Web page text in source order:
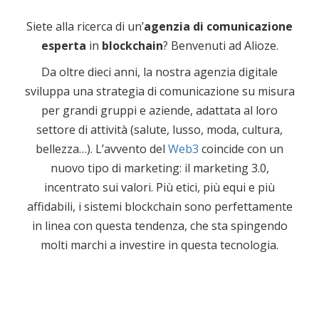
Siete alla ricerca di un’agenzia di comunicazione
esperta in blockchain? Benvenuti ad Alioze.
Da oltre dieci anni, la nostra agenzia digitale
sviluppa una strategia di comunicazione su misura
per grandi gruppi e aziende, adattata al loro
settore di attività (salute, lusso, moda, cultura,
bellezza…). L’avvento del Web3 coincide con un
nuovo tipo di marketing: il marketing 3.0,
incentrato sui valori. Più etici, più equi e più
affidabili, i sistemi blockchain sono perfettamente
in linea con questa tendenza, che sta spingendo
molti marchi a investire in questa tecnologia.